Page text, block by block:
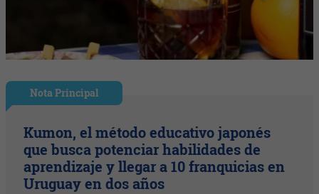
Nota Principal
Kumon, el método educativo japonés
que busca potenciar habilidades de
aprendizaje y llegar a 10 franquicias en
Uruguay en dos años